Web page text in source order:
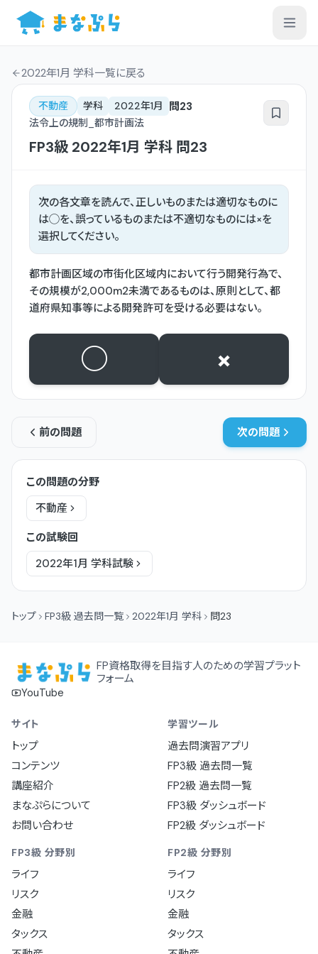
2022年1月 学科一覧に戻る
不動産 学科 2022年1月 問23
法令上の規制_都市計画法
FP3級 2022年1月 学科 問23
次の各文章を読んで、正しいものまたは適切なものに
は◯を、誤っているものまたは不適切なものには×を
選択してください。
都市計画区域の市街化区域内において行う開発行為で、
その規模が2,000m2未満であるものは、原則として、都
道府県知事等による開発許可を受ける必要はない。
○ ×
前の問題 次の問題
この問題の分野
不動産
この試験回
2022年1月 学科試験
トップ FP3級 過去問一覧 2022年1月 学科 問23
FP資格取得を目指す人のための学習プラット
フォーム
YouTube
サイト
トップ
コンテンツ
講座紹介
まなぷらについて
お問い合わせ
学習ツール
過去問演習アプリ
FP3級 過去問一覧
FP2級 過去問一覧
FP3級 ダッシュボード
FP2級 ダッシュボード
FP3級 分野別
ライフ
リスク
金融
タックス
FP2級 分野別
ライフ
リスク
金融
タックス